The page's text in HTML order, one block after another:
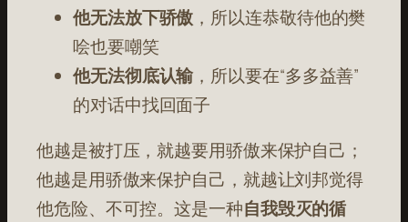
他无法放下骄傲 ，所以连恭敬待他的樊
哙也要嘲笑
他无法彻底认输，所以要在“多多益善”
的对话中找回面子
他越是被打压，就越要用骄傲来保护自己；
他越是用骄傲来保护自己，就越让刘邦觉得
他危险、不可控。这是一种自我毁灭的循